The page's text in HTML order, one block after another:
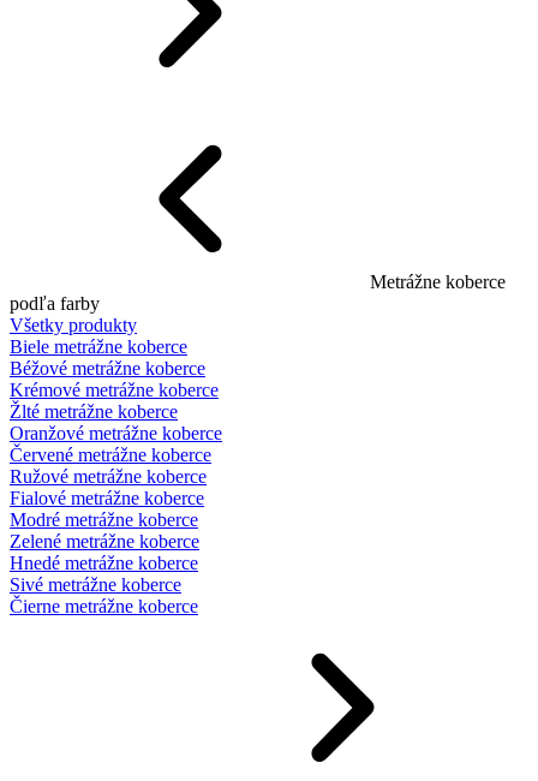
Metrážne koberce
podľa farby
Všetky produkty
Biele metrážne koberce
Béžové metrážne koberce
Krémové metrážne koberce
Žlté metrážne koberce
Oranžové metrážne koberce
Červené metrážne koberce
Ružové metrážne koberce
Fialové metrážne koberce
Modré metrážne koberce
Zelené metrážne koberce
Hnedé metrážne koberce
Sivé metrážne koberce
Čierne metrážne koberce